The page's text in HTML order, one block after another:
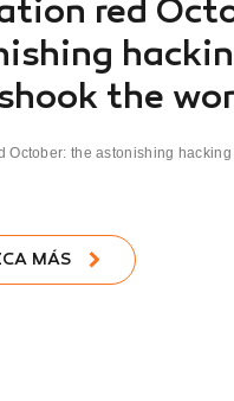
red
the
October: the astonishing
MÁS